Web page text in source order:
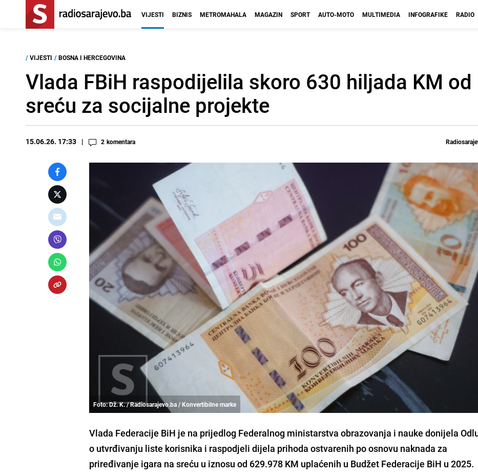
VIJESTI BIZNIS METROMAHALA MAGAZIN SPORT AUTO-MOTO MULTIMEDIA INFOGRAFIKE RADIO
/ VIJESTI / BOSNA I HERCEGOVINA
Vlada FBiH raspodijelila skoro 630 hiljada KM od
sreću za socijalne projekte
15.06.26. 17:33 2 komentara
Foto: Dž. K. / Radiosarajevo.ba / Konvertibilne marke
Vlada Federacije BiH je na prijedlog Federalnog ministarstva obrazovanja i nauke donijela
o utvrđivanju liste korisnika i raspodjeli dijela prihoda ostvarenih po osnovu naknada za
priređivanje igara na sreću u iznosu od 629.978 KM uplaćenih u Budžet Federacije BiH u 2025.